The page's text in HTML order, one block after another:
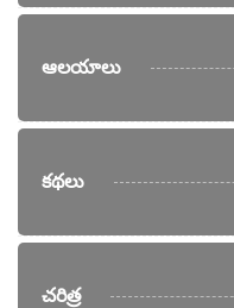
ఆలయాలు
కథలు
చరిత్ర